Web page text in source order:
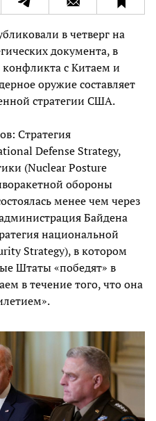
в четверг на
документа, в
с Китаем и
оружие составляет
стратегии США.
Стратегия
Defense Strategy,
(Nuclear Posture
обороны
менее чем через
Байдена
национальной
Strategy), в котором
Штаты «победят» в
в течение того, что она